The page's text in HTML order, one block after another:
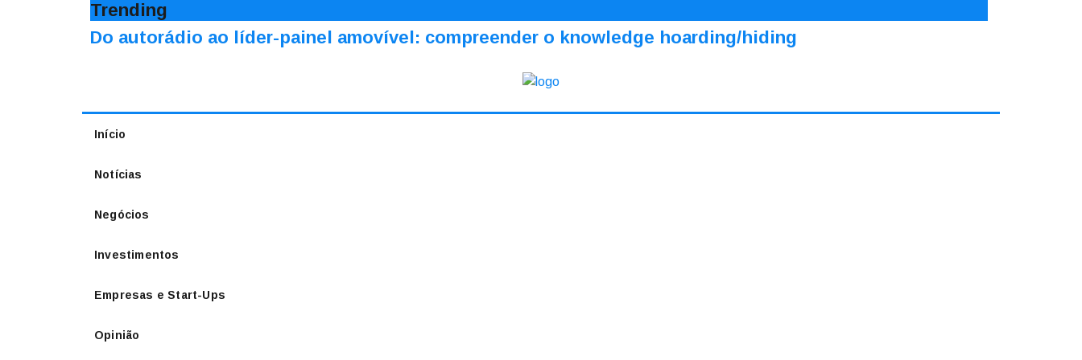
Trending
Do autorádio ao líder-painel amovível: compreender o knowledge hoarding/hiding
Início
Notícias
Negócios
Investimentos
Empresas e Start-Ups
Opinião